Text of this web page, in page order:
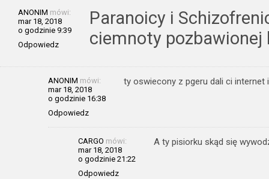
ANONIM mówi:
mar 18, 2018
o godzinie 9:39
Odpowiedz
Paranoicy i
ciemnoty pozbawionej
ANONIM mówi:
mar 18, 2018
o godzinie 16:38
Odpowiedz
ty oswiecony z pgeru dali ci internet
CARGO mówi:
mar 18, 2018
o godzinie 21:22
Odpowiedz
A ty pisiorku skąd się